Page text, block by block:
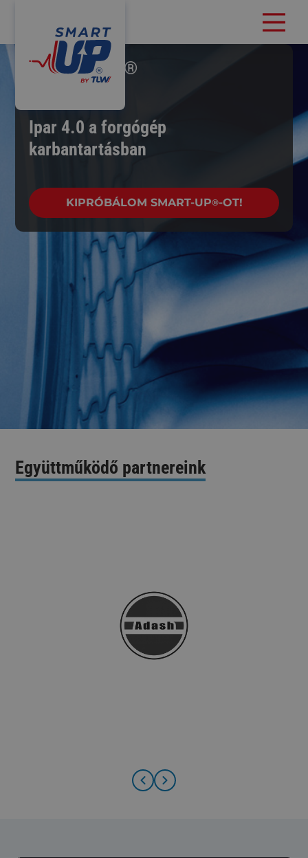
SMART-UP ®
Ipar 4.0 a forgógép
karbantartásban
KIPRÓBÁLOM SMART-UP®-OT!
Együttműködő partnereink